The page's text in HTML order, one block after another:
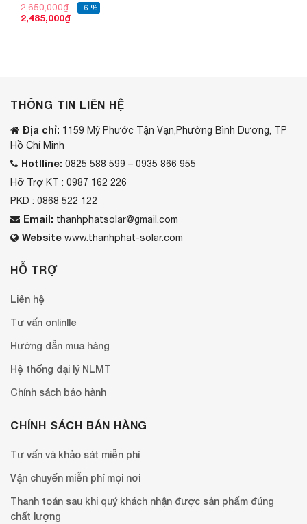
2,650,000₫ - 6 %
2,485,000₫
THÔNG TIN LIÊN HỆ
Địa chỉ: 1159 Mỹ Phước Tận Vạn,Phường Bình Dương, TP
Hồ Chí Minh
Hotlline: 0825 588 599 – 0935 866 955
Hỡ Trợ KT : 0987 162 226
PKD : 0868 522 122
Email: thanhphatsolar@gmail.com
Website www.thanhphat-solar.com
HỖ TRỢ
Liên hệ
Tư vấn onlinlle
Hướng dẫn mua hàng
Hệ thống đại lý NLMT
Chính sách bảo hành
CHÍNH SÁCH BÁN HÀNG
Tư vấn và khảo sát miễn phí
Vận chuyển miễn phí mọi nơi
Thanh toán sau khi quý khách nhận được sản phẩm đúng
chất lượng